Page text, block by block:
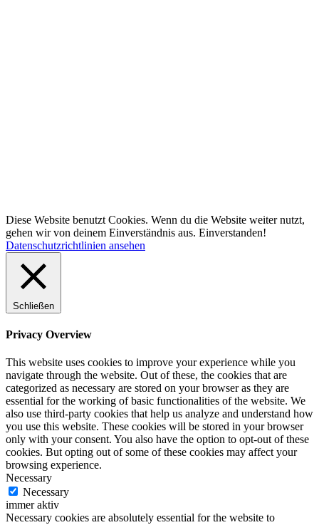
Diese Website benutzt Cookies. Wenn du die Website weiter nutzt,
gehen wir von deinem Einverständnis aus. Einverstanden!
Datenschutzrichtlinien ansehen
Schließen
Privacy Overview
This website uses cookies to improve your experience while you
navigate through the website. Out of these, the cookies that are
categorized as necessary are stored on your browser as they are
essential for the working of basic functionalities of the website. We
also use third-party cookies that help us analyze and understand how
you use this website. These cookies will be stored in your browser
only with your consent. You also have the option to opt-out of these
cookies. But opting out of some of these cookies may affect your
browsing experience.
Necessary
Necessary
immer aktiv
Necessary cookies are absolutely essential for the website to